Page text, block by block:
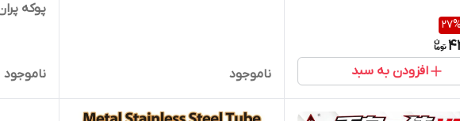
27%
افزودن به سبد ناموجود
پوکه
ناموجود